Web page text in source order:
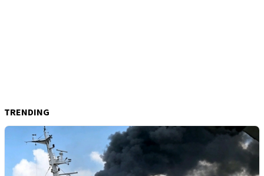
TRENDING